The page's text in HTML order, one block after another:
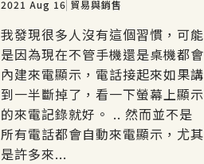
2021 Aug 16 貿易與銷售
我發現很多人沒有這個習慣，可能
是因為現在不管手機還是桌機都會
內建來電顯示，電話接起來如果講
到一半斷掉了，看一下螢幕上顯示
的來電記錄就好。 .. 然而並不是
所有電話都會自動來電顯示，尤其
是許多來...